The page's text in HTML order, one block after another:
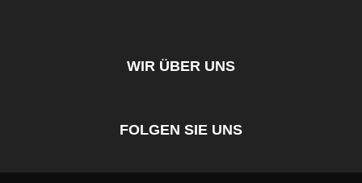
WIR ÜBER UNS
FOLGEN SIE UNS